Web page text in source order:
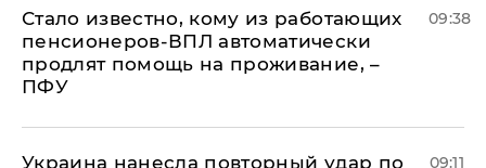
Стало известно, кому из работающих
пенсионеров-ВПЛ автоматически
продлят помощь на проживание, –
ПФУ
09:38
Украина нанесла повторный удар по
09:11